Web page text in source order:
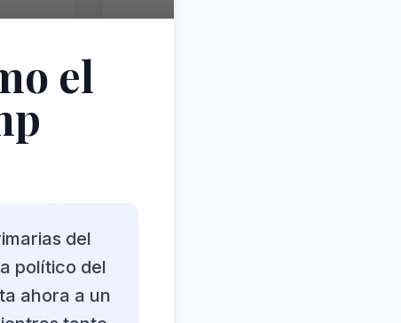
el
del
político del
ahora a un